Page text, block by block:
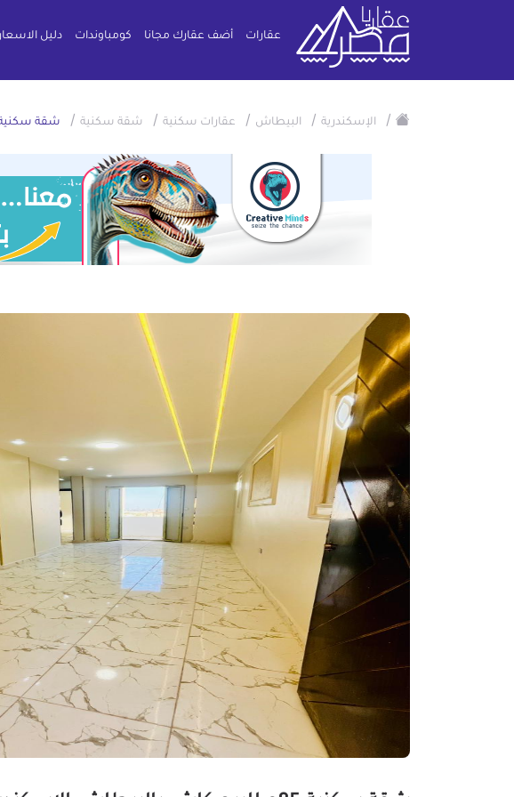
عقارات أضف عقارك مجانا كومباوندات دليل
/ الإسكندرية / البيطاش / عقارات سكنية / شقة سكنية / شقة سكنية 85م للبيع كاش بالبيطاش